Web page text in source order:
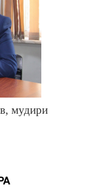
мудири